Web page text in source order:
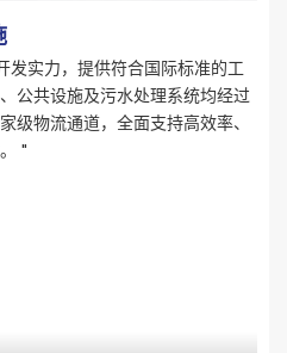
发实力，提供符合国际标准的工
公共设施及污水处理系统均经过
级物流通道，全面支持高效率、
"